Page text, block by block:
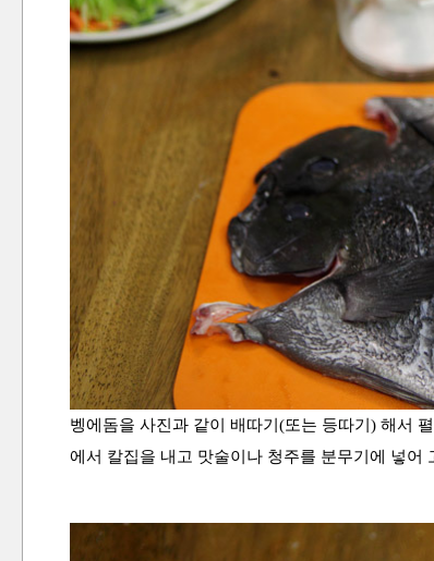
벵에돔을 사진과 같이 배따기(또는 등따기) 해서
에서 칼집을 내고 맛술이나 청주를 분무기에 넣어